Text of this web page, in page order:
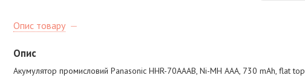
Опис товару
Опис
Акумулятор промисловий Panasonic HHR-70AAAB, Ni-MH AAA, 730 mAh, flat top